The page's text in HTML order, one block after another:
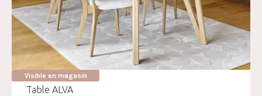
Visible en magasin
Table ALVA